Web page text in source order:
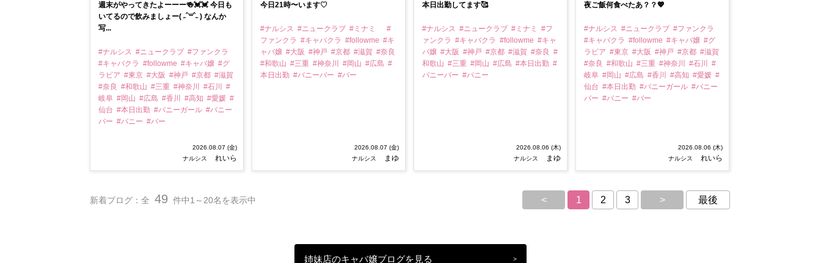
週末がやってきたよーーー🍻💓💓 今日も
いてるので飲みましょー( ˶ˆ꒳ˆ˵ ) なんか
写...
#ナルシス #ニュークラブ #ファンクラ
#キャバクラ #followme #キャバ嬢 #グ
ラビア #東京 #大阪 #神戸 #京都 #滋賀
#奈良 #和歌山 #三重 #神奈川 #石川
#
岐阜 #岡山 #広島 #香川 #高知 #愛媛 #
仙台 #本日出勤 #バニーガール #バニー
バー #バニー #バー
2026.08.07 (金)
ナルシス
れいら
今日21時〜います♡
#ナルシス #ニュークラブ #ミナミ
#
ファンクラ #キャバクラ #followme #キ
ャバ嬢 #大阪 #神戸 #京都 #滋賀 #奈良
#和歌山 #三重 #神奈川 #岡山 #広島 #
本日出勤 #バニーバー #バー
2026.08.07 (金)
ナルシス
まゆ
本日出勤してます🥰
#ナルシス #ニュークラブ #ミナミ
#フ
ァンクラ #キャバクラ #followme #キャ
バ嬢 #大阪 #神戸 #京都 #滋賀 #奈良 #
和歌山 #三重 #岡山 #広島 #本日出勤 #
バニーバー #バニー
2026.08.06 (木)
ナルシス
まゆ
夜ご飯何食べたあ？？💖
#ナルシス #ニュークラブ #ファンクラ
#キャバクラ #followme #キャバ嬢 #グ
ラビア #東京 #大阪 #神戸 #京都 #滋賀
#奈良 #和歌山 #三重 #神奈川 #石川
#
岐阜 #岡山 #広島 #香川 #高知 #愛媛 #
仙台 #本日出勤 #バニーガール #バニー
バー #バニー #バー
2026.08.06 (木)
ナルシス
れいら
新着ブログ：全 49 件中1～20名を表示中 < 1 2 3 > 最後
姉妹店のキャバ嬢ブログを見る >